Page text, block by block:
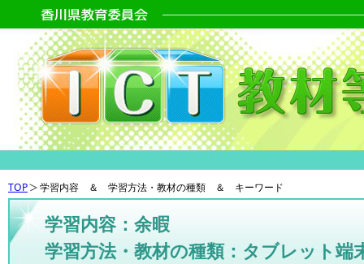
TOP 学習内容 ＆ 学習方法・教材の種類 ＆ キーワード
学習内容：余暇
学習方法・教材の種類：タブレット端